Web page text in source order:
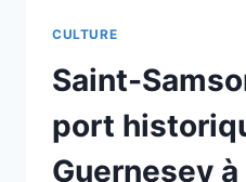
CULTURE
Saint-
port
Guernesey à